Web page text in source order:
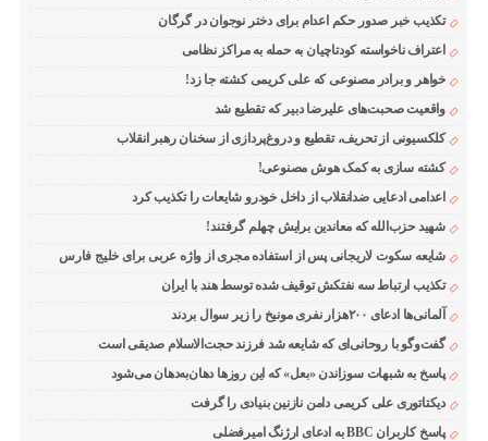
تکذیب خبر صدور حکم اعدام برای دختر نوجوان در گرگان
اعتراف ناخواسته کودتاچیان به حمله به مراکز نظامی
خواهر و برادر مصنوعی که علی کریمی کشته جا زد!
واقعیت صحبت‌های علیرضا دبیر که تقطیع شد
کلکسیونی از تحریف، تقطیع و دروغ‌پردازی از سخنان رهبر انقلاب
کشته سازی به کمک هوش مصنوعی!
اعدامی ادعایی ضدانقلاب از داخل خودرو شایعات را تکذیب کرد
شهید حزب‌الله که معاندین برایش چهلم گرفتند!
شایعه سکوت لاریجانی پس از استفاده مجری از واژه عربی برای خلیج فارس
تکذیب ارتباط سه نفتکش توقیف شده توسط هند با ایران
آلمانی‌ها ادعای ۲۰۰هزار نفری مونیخ را زیر سوال بردند
گفت‌وگو با روحانی‌ای که شایعه شد فرزند حجت‌الاسلام صدیقی است
پاسخ به شبهات سوزاندن «بعل» که این روزها دهان‌به‌دهان می‌شود
دیکتاتوری علی کریمی دامن نازنین بنیادی را گرفت
پاسخ کاربران BBC به ادعای ارژنگ امیرفضلی